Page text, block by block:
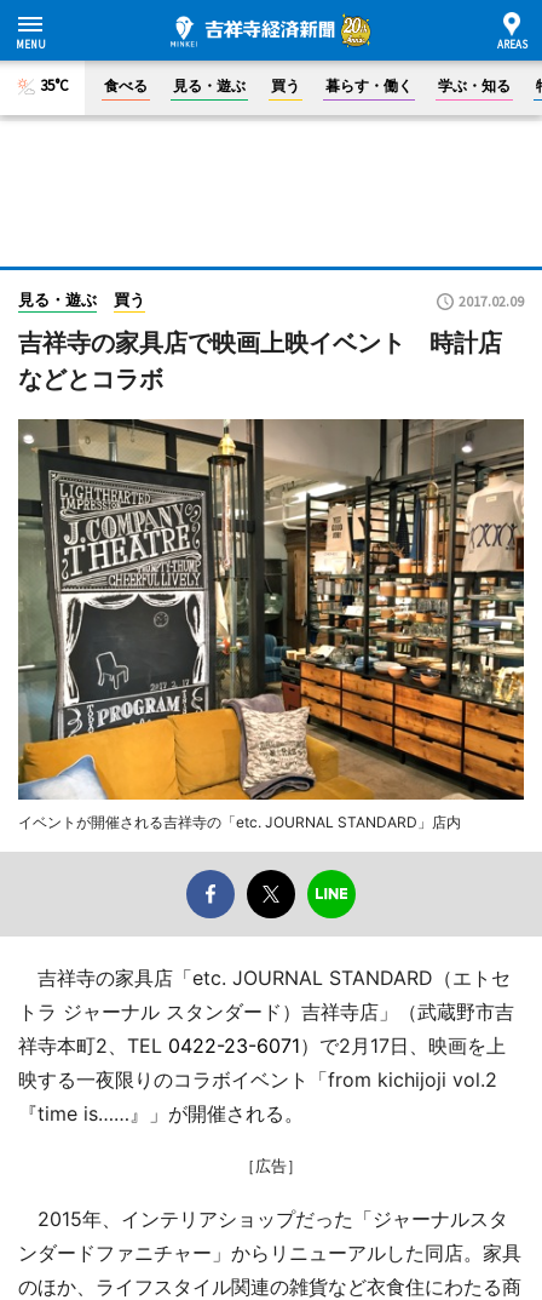
35°C 食べる 見る・遊ぶ 買う 暮らす・働く 学ぶ・知る
見る・遊ぶ 買う 2017.02.09
吉祥寺の家具店で映画上映イベント 時計店
などとコラボ
イベントが開催される吉祥寺の「etc. JOURNAL STANDARD」店内
吉祥寺の家具店「etc. JOURNAL STANDARD（エトセ
トラ ジャーナル スタンダード）吉祥寺店」（武蔵野市吉
祥寺本町2、TEL 0422-23-6071）で2月17日、映画を上
映する一夜限りのコラボイベント「from kichijoji vol.2
『time is……』」が開催される。
［広告］
2015年、インテリアショップだった「ジャーナルスタ
ンダードファニチャー」からリニューアルした同店。家具
のほか、ライフスタイル関連の雑貨など衣食住にわたる商